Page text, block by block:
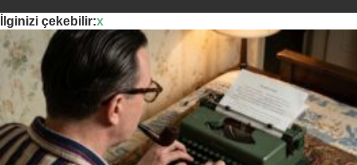
İlginizi çekebilir:x